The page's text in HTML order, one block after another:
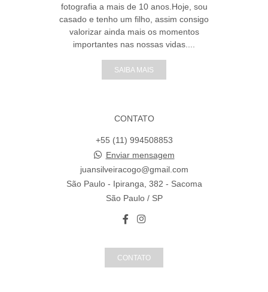
fotografia a mais de 10 anos.Hoje, sou
casado e tenho um filho, assim consigo
valorizar ainda mais os momentos
importantes nas nossas vidas....
SAIBA MAIS
CONTATO
+55 (11) 994508853
Enviar mensagem
juansilveiracogo@gmail.com
São Paulo - Ipiranga, 382 - Sacoma
São Paulo / SP
CONTATO